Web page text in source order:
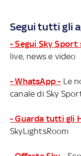
Segui tutti gli
- Segui Sky Sport
live, news e video
- WhatsApp - Le
canale di Sky
- Guarda tutti gli
SkyLightsRoom